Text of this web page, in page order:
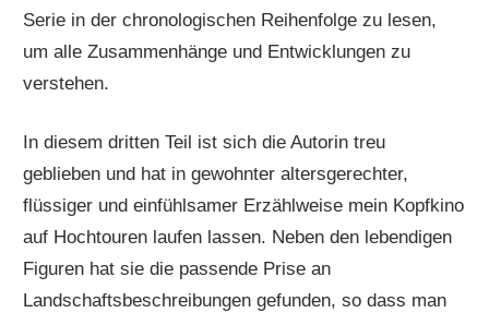
Serie in der chronologischen Reihenfolge zu lesen,
um alle Zusammenhänge und Entwicklungen zu
verstehen.
In diesem dritten Teil ist sich die Autorin treu
geblieben und hat in gewohnter altersgerechter,
flüssiger und einfühlsamer Erzählweise mein Kopfkino
auf Hochtouren laufen lassen. Neben den lebendigen
Figuren hat sie die passende Prise an
Landschaftsbeschreibungen gefunden, so dass man